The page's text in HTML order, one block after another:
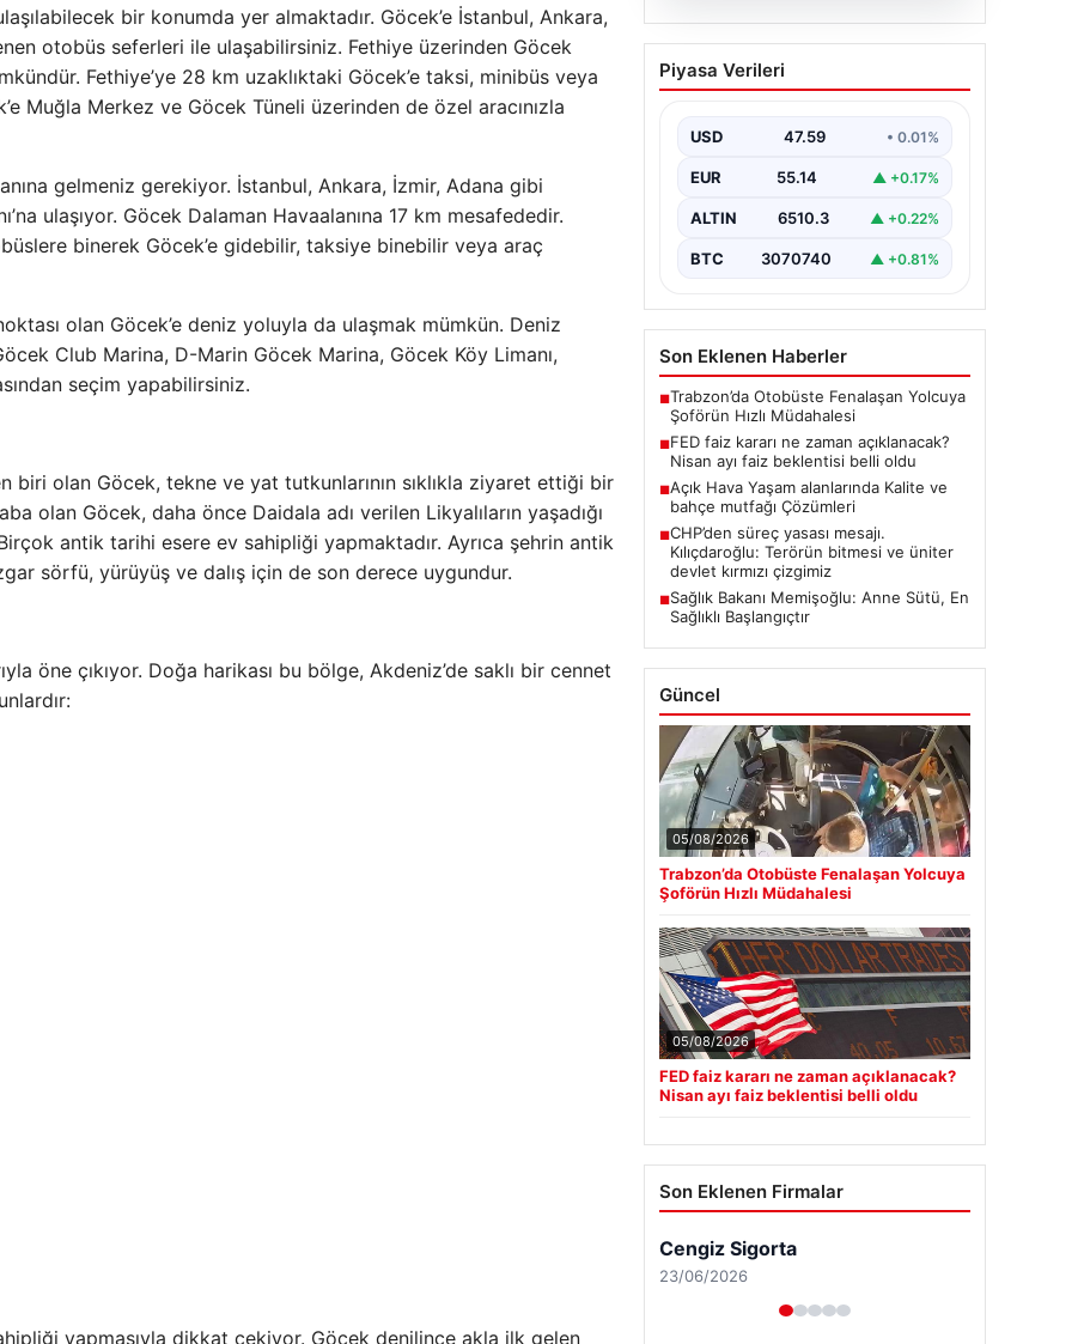
bir konumda yer almaktadır. Göcek’e İstanbul, Ankara,
otobüs seferleri ile ulaşabilirsiniz. Fethiye üzerinden Göcek
Fethiye’ye 28 km uzaklıktaki Göcek’e taksi, minibüs veya
Muğla Merkez ve Göcek Tüneli üzerinden de özel aracınızla
gelmeniz gerekiyor. İstanbul, Ankara, İzmir, Adana gibi
ulaşıyor. Göcek Dalaman Havaalanına 17 km mesafededir.
binerek Göcek’e gidebilir, taksiye binebilir veya araç
olan Göcek’e deniz yoluyla da ulaşmak mümkün. Deniz
Club Marina, D-Marin Göcek Marina, Göcek Köy Limanı,
seçim yapabilirsiniz.
olan Göcek, tekne ve yat tutkunlarının sıklıkla ziyaret ettiği bir
olan Göcek, daha önce Daidala adı verilen Likyalıların yaşadığı
antik tarihi esere ev sahipliği yapmaktadır. Ayrıca şehrin antik
sörfü, yürüyüş ve dalış için de son derece uygundur.
öne çıkıyor. Doğa harikası bu bölge, Akdeniz’de saklı bir cennet
yapmasıyla dikkat çekiyor. Göcek denilince akla ilk gelen
05.08.2026
FED faiz kararı ne zaman
açıklanacak? Nisan ayı
Piyasa Verileri
USD 47.59 • 0.01%
EUR 55.14 ▲ +0.17%
ALTIN 6510.3 ▲ +0.22%
BTC 3070740 ▲ +0.81%
Son Eklenen Haberler
■Trabzon’da Otobüste Fenalaşan Yolcuya
Şoförün Hızlı Müdahalesi
■FED faiz kararı ne zaman açıklanacak?
Nisan ayı faiz beklentisi belli oldu
■Açık Hava Yaşam alanlarında Kalite ve
bahçe mutfağı Çözümleri
■CHP’den süreç yasası mesajı.
Kılıçdaroğlu: Terörün bitmesi ve üniter
devlet kırmızı çizgimiz
■Sağlık Bakanı Memişoğlu: Anne Sütü, En
Sağlıklı Başlangıçtır
Güncel
05/08/2026
Trabzon’da Otobüste Fenalaşan Yolcuya
Şoförün Hızlı Müdahalesi
05/08/2026
FED faiz kararı ne zaman açıklanacak?
Nisan ayı faiz beklentisi belli oldu
Son Eklenen Firmalar